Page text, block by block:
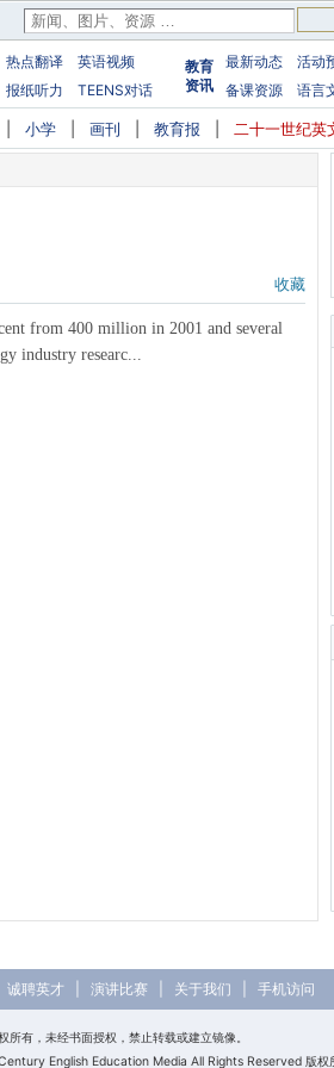
热点翻译
英语视频
报纸听力 TEENS对话
教育
资讯
最新动态
活动
备课资源
语言
小学 画刊 教育报 二十一世纪英
收藏
from 400 million in 2001 and several
industry researc...
诚聘英才| 演讲比赛| 关于我们 手机访问
所有，未经书面授权，禁止转载或建立镜像。
English Education Media All Rights Reserved 版权